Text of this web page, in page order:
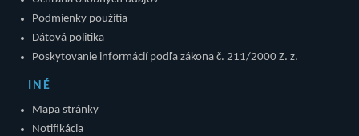
Podmienky použitia
Dátová politika
Poskytovanie informácií podľa zákona č. 211/2000 Z. z.
INÉ
Mapa stránky
Notifikácia